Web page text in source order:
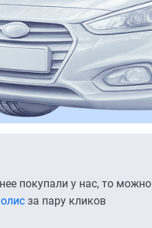
покупали у нас, то можно
за пару кликов